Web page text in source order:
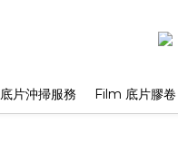
底片沖掃服務 Film 底片膠卷